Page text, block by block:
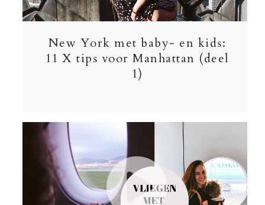
New York met baby- en kids:
11 X tips voor Manhattan (deel
1)